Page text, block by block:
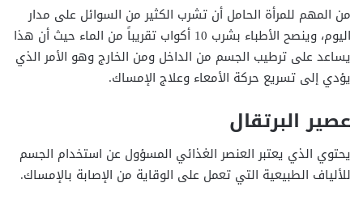
من المهم للمرأة الحامل أن تشرب الكثير من السوائل على مدار
اليوم، وينصح الأطباء بشرب 10 أكواب تقريباً من الماء حيث أن هذا
يساعد على ترطيب الجسم من الداخل ومن الخارج وهو الأمر الذي
يؤدي إلى تسريع حركة الأمعاء وعلاج الإمساك.
عصير البرتقال
يحتوي الذي يعتبر العنصر الغذائي المسؤول عن استخدام الجسم
للألياف الطبيعية التي تعمل على الوقاية من الإصابة بالإمساك.